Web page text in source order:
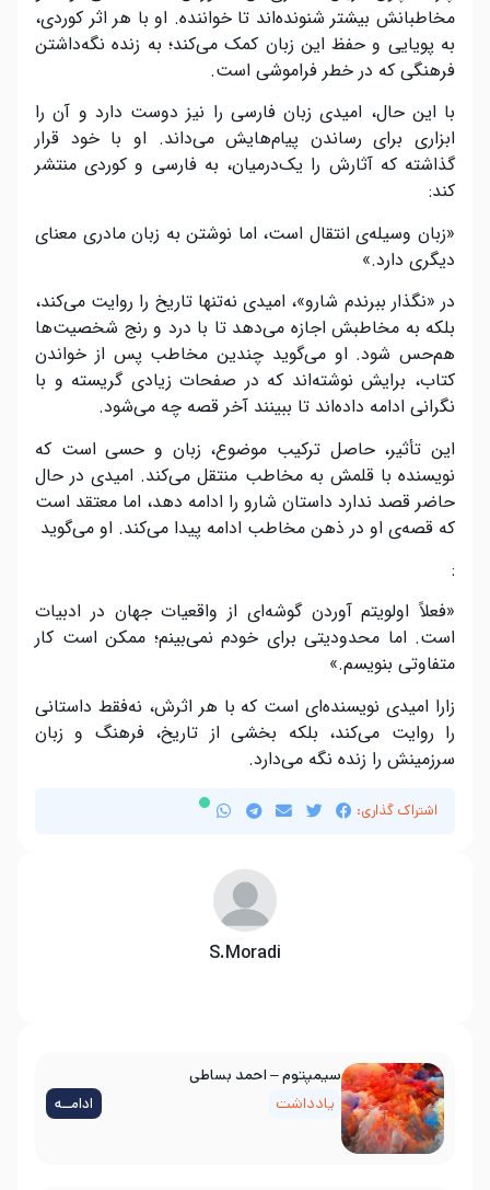
مخاطبانش بیشتر شنونده‌اند تا خواننده. او با هر اثر کوردی،
به پویایی و حفظ این زبان کمک می‌کند؛ به زنده نگه‌داشتن
فرهنگی که در خطر فراموشی است.
با این حال، امیدی زبان فارسی را نیز دوست دارد و آن را
ابزاری برای رساندن پیام‌هایش می‌داند. او با خود قرار
گذاشته که آثارش را یک‌درمیان، به فارسی و کوردی منتشر
کند:
«زبان وسیله‌ی انتقال است، اما نوشتن به زبان مادری معنای
دیگری دارد.»
در «نگذار ببرندم شارو»، امیدی نه‌تنها تاریخ را روایت می‌کند،
بلکه به مخاطبش اجازه می‌دهد تا با درد و رنج شخصیت‌ها
هم‌حس شود. او می‌گوید چندین مخاطب پس از خواندن
کتاب، برایش نوشته‌اند که در صفحات زیادی گریسته و با
نگرانی ادامه داده‌اند تا ببینند آخر قصه چه می‌شود.
این تأثیر، حاصل ترکیب موضوع، زبان و حسی است که
نویسنده با قلمش به مخاطب منتقل می‌کند. امیدی در حال
حاضر قصد ندارد داستان شارو را ادامه دهد، اما معتقد است
که قصه‌ی او در ذهن مخاطب ادامه پیدا می‌کند. او می‌گوید
:
«فعلاً اولویتم آوردن گوشه‌ای از واقعیات جهان در ادبیات
است. اما محدودیتی برای خودم نمی‌بینم؛ ممکن است کار
متفاوتی بنویسم.»
زارا امیدی نویسنده‌ای است که با هر اثرش، نه‌فقط داستانی
را روایت می‌کند، بلکه بخشی از تاریخ، فرهنگ و زبان
سرزمینش را زنده نگه می‌دارد.
اشتراک گذاری:
S.Moradi
سیمپتوم – احمد بساطی
یادداشت
ادامــه